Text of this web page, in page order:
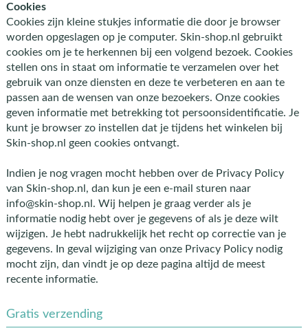
Cookies
Cookies zijn kleine stukjes informatie die door je browser
worden opgeslagen op je computer. Skin-shop.nl gebruikt
cookies om je te herkennen bij een volgend bezoek. Cookies
stellen ons in staat om informatie te verzamelen over het
gebruik van onze diensten en deze te verbeteren en aan te
passen aan de wensen van onze bezoekers. Onze cookies
geven informatie met betrekking tot persoonsidentificatie. Je
kunt je browser zo instellen dat je tijdens het winkelen bij
Skin-shop.nl geen cookies ontvangt.
Indien je nog vragen mocht hebben over de Privacy Policy
van Skin-shop.nl, dan kun je een e-mail sturen naar
info@skin-shop.nl. Wij helpen je graag verder als je
informatie nodig hebt over je gegevens of als je deze wilt
wijzigen. Je hebt nadrukkelijk het recht op correctie van je
gegevens. In geval wijziging van onze Privacy Policy nodig
mocht zijn, dan vindt je op deze pagina altijd de meest
recente informatie.
Gratis verzending